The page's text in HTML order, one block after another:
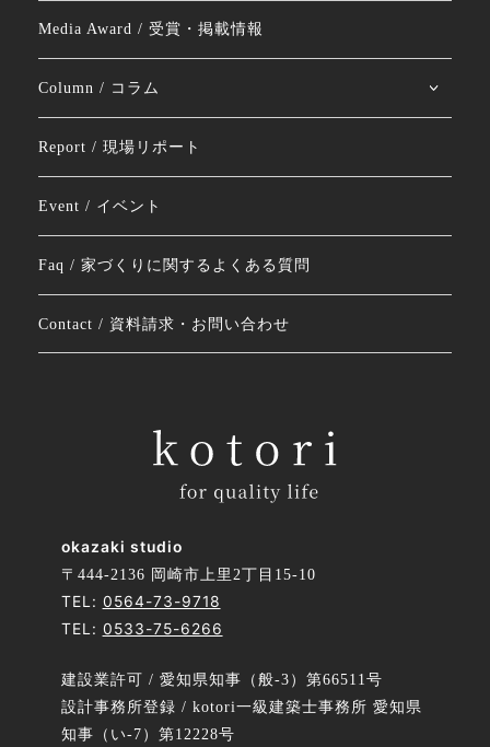
okazaki studio
〒444-2136 岡崎市上里2丁目15-10
TEL: 0564-73-9718
TEL: 0533-75-6266
建設業許可 / 愛知県知事（般-3）第66511号
設計事務所登録 / kotori一級建築士事務所 愛知県
知事（い-7）第12228号
Media Award / 受賞・掲載情報
Column / コラム
Report / 現場リポート
Event / イベント
Faq / 家づくりに関するよくある質問
Contact / 資料請求・お問い合わせ